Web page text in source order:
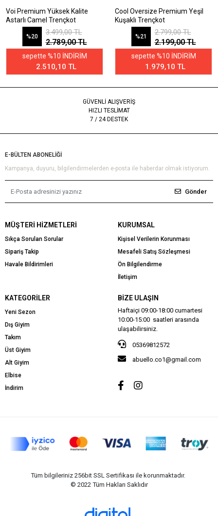
Voi Premium Yüksek Kalite
Astarlı Camel Trençkot
%20
3.499,00 TL
2.789,00 TL
sepette %10 İNDİRİM
2.510,10 TL
Cool Oversize Premium Yeşil
Kuşaklı Trençkot
%21
2.799,00 TL
2.199,00 TL
sepette %10 İNDİRİM
1.979,10 TL
GÜVENLİ ALIŞVERİŞ
HIZLI TESLİMAT
7 / 24 DESTEK
E-BÜLTEN ABONELİĞİ
Kampanya, duyuru, bilgilendirmelerden e-posta ile haberdar olmak istiyorum.
Gönder
MÜŞTERI HIZMETLERI
Sıkça Sorulan Sorular
Sipariş Takip
Havale Bildirimleri
KURUMSAL
Kişisel Verilerin Korunması
Mesafeli Satış Sözleşmesi
Ön Bilgilendirme
İletişim
KATEGORILER
Yeni Sezon
Dış Giyim
Takım
Üst Giyim
Alt Giyim
Elbise
İndirim
BIZE ULAŞIN
Haftaiçi 09:00-18:00 cumartesi
10:00-15:00 saatleri arasında
ulaşabilirsiniz.
05369812572
abuello.co1@gmail.com
Tüm bilgileriniz 256bit SSL Sertifikası ile korunmaktadır.
© 2022 Tüm Hakları Saklıdır